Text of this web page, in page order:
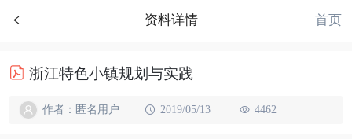
资料详情 首页
浙江特色小镇规划与实践
作者：匿名用户 2019/05/13 4462